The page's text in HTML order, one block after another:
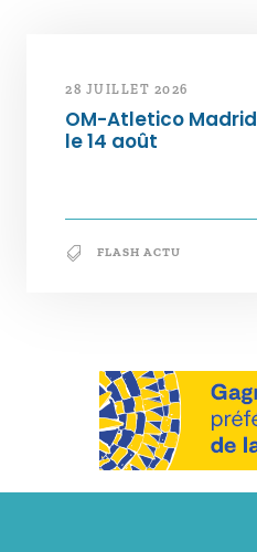
28 JUILLET 2026
OM-Atletico Madrid
le 14 août
FLASH ACTU